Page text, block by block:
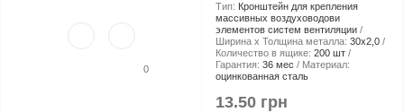
0
Тип: Кронштейн для крепления
массивных воздуховодови
элементов систем вентиляции
Ширина х Толщина металла: 30х2,0
Количество в ящике: 200 шт
Гарантия: 36 мес
Материал:
оцинкованная сталь
13.50 грн